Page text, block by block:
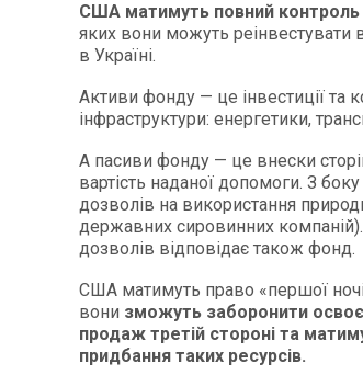
США матимуть повний
яких вони можуть реінвестувати
в Україні.
Активи фонду — це інвестиції та
інфраструктури: енергетики,
А пасиви фонду — це внески
вартість наданої допомоги. З
дозволів на використання
державних сировинних
дозволів відповідає також фонд.
США матимуть право «першої
вони зможуть заборонити
продаж третій стороні та
придбання таких ресурсів.